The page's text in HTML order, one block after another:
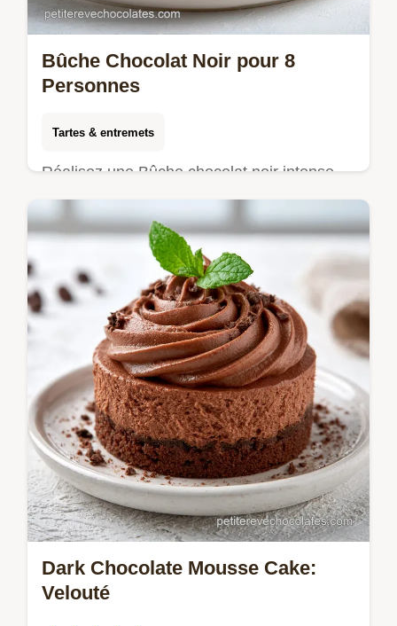
Bûche Chocolat Noir pour 8
Personnes
Tartes & entremets
Réalisez une Bûche chocolat noir intense.
Cette bûche pâtissière chocolat noir est
idéale pour Noël. Inclus : liste des erreurs
communes. Total : 15h 15min.
Dark Chocolate Mousse Cake:
Velouté